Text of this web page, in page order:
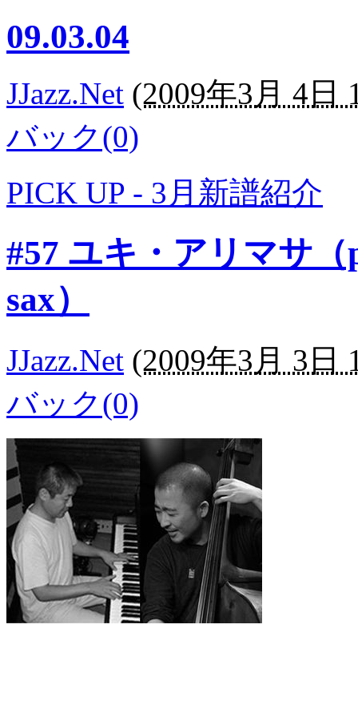
09.03.04
JJazz.Net (2009年3月 4日
バック(0)
PICK UP - 3月新譜紹介
#57 ユキ・アリマサ
sax）
JJazz.Net (2009年3月 3日
バック(0)